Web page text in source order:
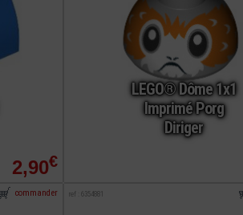
2,90€
LEGO® Dôme 1x1
Imprimé Porg
Diriger
commander ref : 6354881